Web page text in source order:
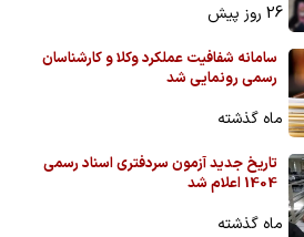
26 روز پیش
سامانه شفافیت عملکرد وکلا و کارشناسان
رسمی رونمایی شد
ماه گذشته
تاریخ جدید آزمون سردفتری اسناد رسمی
1404 اعلام شد
ماه گذشته